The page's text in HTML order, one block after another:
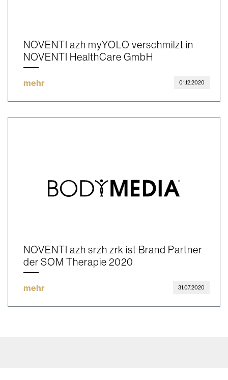
NOVENTI azh myYOLO verschmilzt in
NOVENTI HealthCare GmbH
mehr 01.12.2020
NOVENTI azh srzh zrk ist Brand Partner
der SOM Therapie 2020
mehr 31.07.2020